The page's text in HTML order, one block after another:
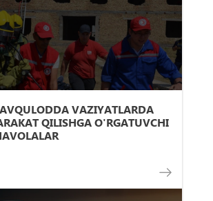
VAZIYATLARDA
QILISHGA O'RGATUVCHI